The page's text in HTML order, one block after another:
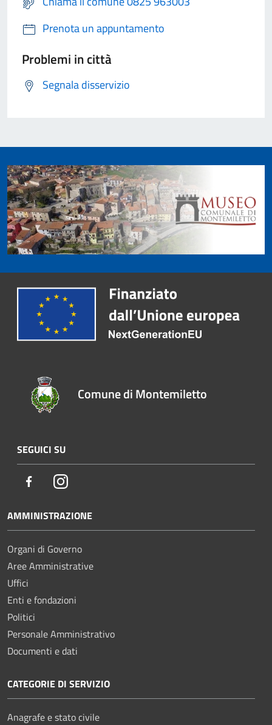
Prenota un appuntamento
Problemi in città
Segnala disservizio
Comune di Montemiletto
SEGUICI SU
FacebookInstagram
AMMINISTRAZIONE
Organi di Governo
Aree Amministrative
Uffici
Enti e fondazioni
Politici
Personale Amministrativo
Documenti e dati
CATEGORIE DI SERVIZIO
Anagrafe e stato civile